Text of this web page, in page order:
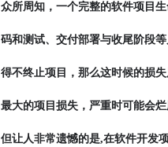
众所周知，一个完整的软件项目
码和测试、交付部署与收尾阶段
得不终止项目，那么这时候的损
最大的项目损失，严重时可能会
但让人非常遗憾的是,在软件开发